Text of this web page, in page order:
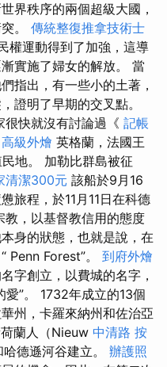
界秩序的兩個超級大國，
。 傳統整復推拿技術士
權運動得到了加強，這導
實施了婦女的解放。 當
指出，有一些小的土著，
證明了早期的交叉點。
很快就沒有討論過《 記帳
高級外燴 英格蘭，法國王
地。 加勒比群島被征
清潔300元 該船於9月16
旅程，於11月11日在科德
，以基督教信用的態度
身的狀態，也就是說，在
Penn Forest”。 到府外燴
字創立，以費城的名字，
”。 1732年成立的13個
州，卡羅來納州和佐治亞
蘭人（Nieuw 中清路 按
德遜河谷建立。 辦護照